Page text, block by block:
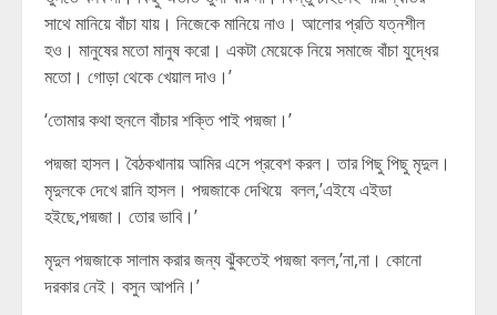
সাথে মানিয়ে বাঁচা যায়। নিজেকে মানিয়ে নাও। আলোর প্রতি যত্নশীল
হও। মানুষের মতো মানুষ করো। একটা মেয়েকে নিয়ে সমাজে বাঁচা যুদ্ধের
মতো। গোড়া থেকে খেয়াল দাও।’
‘তোমার কথা হুনলে বাঁচার শক্তি পাই পদ্মজা।’
পদ্মজা হাসল। বৈঠকখানায় আমির এসে প্রবেশ করল। তার পিছু পিছু মৃদুল।
মৃদুলকে দেখে রানি হাসল। পদ্মজাকে দেখিয়ে বলল,’এইযে এইডা
হইছে,পদ্মজা। তোর ভাবি।’
মৃদুল পদ্মজাকে সালাম করার জন্য ঝুঁকতেই পদ্মজা বলল,’না,না। কোনো
দরকার নেই। বসুন আপনি।’